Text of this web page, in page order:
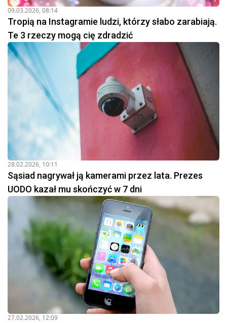
09.03.2026, 08:14
Tropią na Instagramie ludzi, którzy słabo zarabiają.
Te 3 rzeczy mogą cię zdradzić
28.02.2026, 10:11
Sąsiad nagrywał ją kamerami przez lata. Prezes
UODO kazał mu skończyć w 7 dni
27.02.2026, 12:09